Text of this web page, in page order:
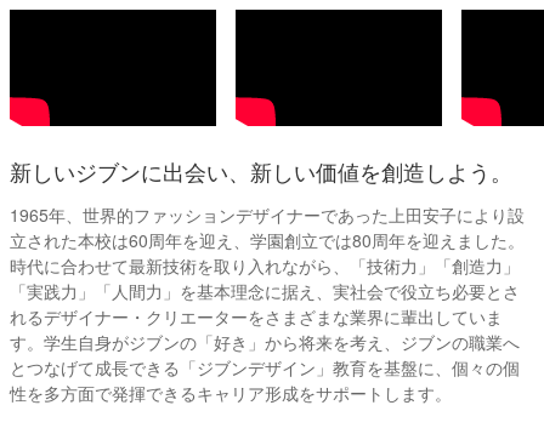
新しいジブンに出会い、新しい価値を創造しよう。
1965年、世界的ファッションデザイナーであった上田安子により設
立された本校は60周年を迎え、学園創立では80周年を迎えました。
時代に合わせて最新技術を取り入れながら、「技術力」「創造力」
「実践力」「人間力」を基本理念に据え、実社会で役立ち必要とさ
れるデザイナー・クリエーターをさまざまな業界に輩出していま
す。学生自身がジブンの「好き」から将来を考え、ジブンの職業へ
とつなげて成長できる「ジブンデザイン」教育を基盤に、個々の個
性を多方面で発揮できるキャリア形成をサポートします。